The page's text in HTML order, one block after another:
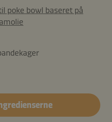
poke bowl baseret på